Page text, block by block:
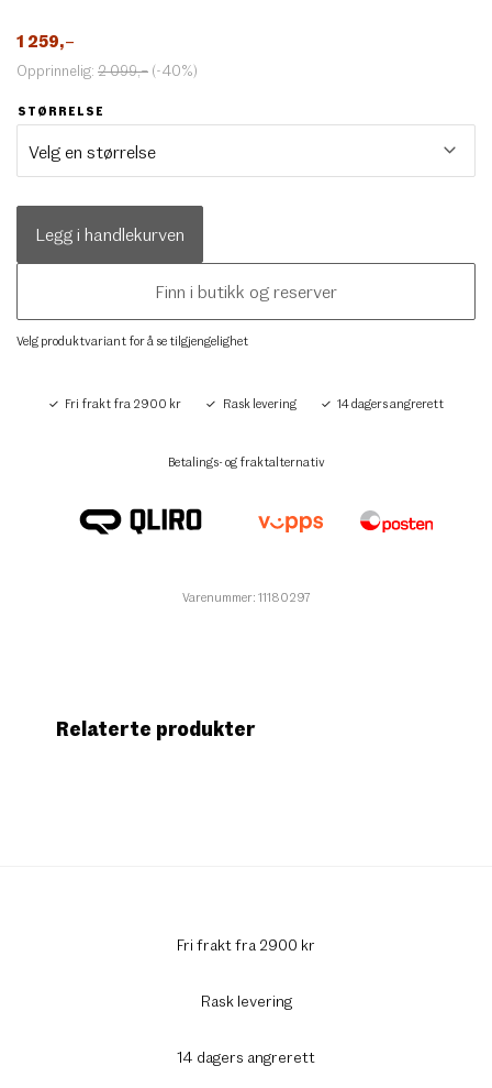
1 259,–
Opprinnelig: 2 099,– (-40%)
STØRRELSE
Legg i handlekurven
Finn i butikk og reserver
Velg produktvariant for å se tilgjengelighet
Fri frakt fra 2900 kr Rask levering 14 dagers angrerett
Betalings- og fraktalternativ
Varenummer: 11180297
Relaterte produkter
Fri frakt fra 2900 kr
Rask levering
14 dagers angrerett